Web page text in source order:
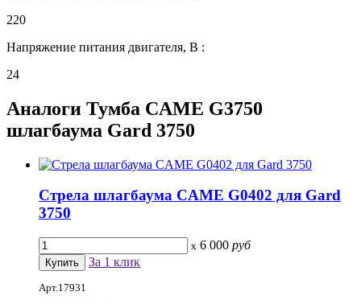
220
Напряжение питания двигателя, В :
24
Аналоги Тумба CAME G3750
шлагбаума Gard 3750
Стрела шлагбаума CAME G0402 для Gard
3750
x 6 000 руб
За 1 клик
Арт.17931